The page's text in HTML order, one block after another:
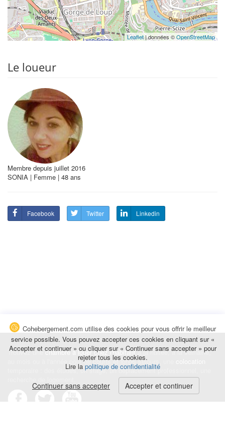
Leaflet| données ©OpenStreetMap
Le loueur
Membre depuis juillet 2016
SONIA | Femme | 48 ans
Facebook Twitter Linkedin
Trouvez unechambre à louer chez l'habitantà la nuitée, à la semaine,
au mois ou à l'année pour de courts et longs séjours, une
temporaire : des études, un stage, un déplacement professionnel, une
Cohebergement.com utilise des cookies pour vous offrir le meilleur
service possible. Vous pouvez accepter ces cookies en cliquant sur «
Accepter et continuer » ou cliquer sur « Continuer sans accepter » pour
rejeter tous les cookies.
Lire la politique de confidentialité
Continuer sans accepter Accepter et continuer